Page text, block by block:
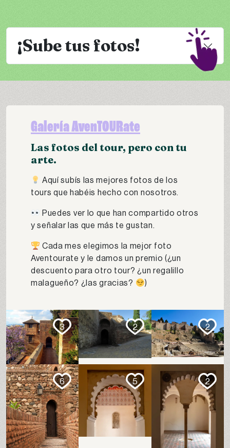
¡Sube tus fotos!
Galería AvenTOURate
Las fotos del tour, pero con tu
arte.
Aquí subís las mejores fotos de los
tours que habéis hecho con nosotros.
Puedes ver lo que han compartido otros
y señalar las que más te gustan.
Cada mes elegimos la mejor foto
Aventourate y le damos un premio (¿un
descuento para otro tour? ¿un regalillo
malagueño? ¿las gracias?
)
3 2 2
6 5 2